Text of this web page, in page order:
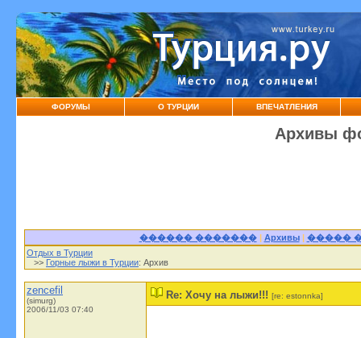
ФОРУМЫ О ТУРЦИИ ВПЕЧАТЛЕНИЯ
Архивы
������ �������| Архивы| �����
Отдых в Турции
>> Горные лыжи в Турции: Архив
zencefil
(simurg)
2006/11/03 07:40
Re: Хочу на лыжи!!! [re: estonnka]